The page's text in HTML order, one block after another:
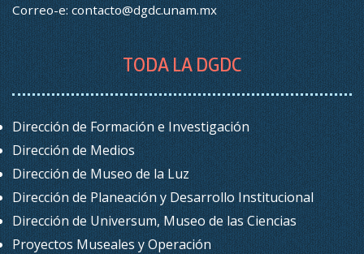
Correo-e:contacto@dgdc.unam.mx
TODA LA DGDC
Dirección de Formación e Investigación
Dirección de Medios
Dirección de Museo de la Luz
Dirección de Planeación y Desarrollo Institucional
Dirección de Universum, Museo de las Ciencias
Proyectos Museales y Operación